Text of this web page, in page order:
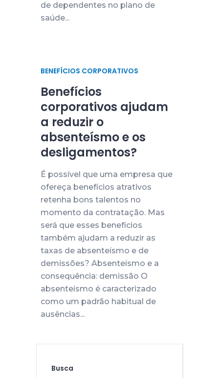
de dependentes no plano de
saúde...
BENEFÍCIOS CORPORATIVOS
Benefícios
corporativos ajudam
a reduzir o
absenteísmo e os
desligamentos?
É possível que uma empresa que
ofereça benefícios atrativos
retenha bons talentos no
momento da contratação. Mas
será que esses benefícios
também ajudam a reduzir as
taxas de absenteísmo e de
demissões? Absenteísmo e a
consequência: demissão O
absenteísmo é caracterizado
como um padrão habitual de
ausências...
Busca